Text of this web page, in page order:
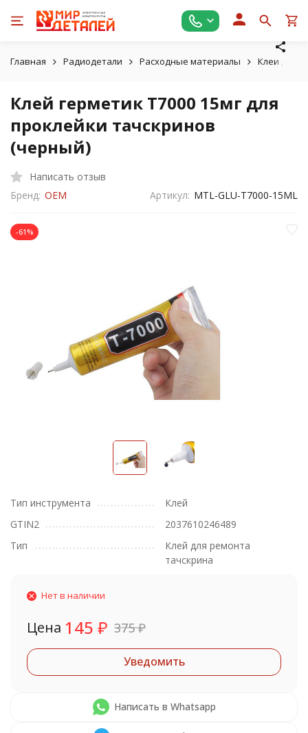
Главная Радиодетали Расходные материалы Клеи для
Клей герметик T7000 15мг для
проклейки тачскринов
(черный)
Написать отзыв
Бренд: OEM Артикул: MTL-GLU-T7000-15ML
-61%
Тип инструмента
Клей
GTIN2
2037610246489
Тип
Клей для ремонта
тачскрина
Нет в наличии
Цена 145 ₽ 375₽
Уведомить
Написать в Whatsapp